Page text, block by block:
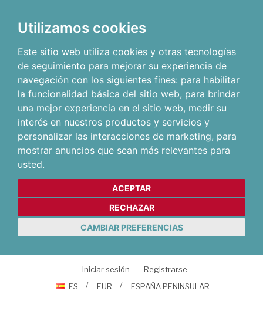
Utilizamos cookies
Este sitio web utiliza cookies y otras tecnologías
de seguimiento para mejorar su experiencia de
navegación con los siguientes fines: para habilitar
la funcionalidad básica del sitio web, para brindar
una mejor experiencia en el sitio web, medir su
interés en nuestros productos y servicios y
personalizar las interacciones de marketing, para
mostrar anuncios que sean más relevantes para
usted.
ACEPTAR
RECHAZAR
CAMBIAR PREFERENCIAS
Iniciar sesión
Registrarse
ES
EUR ESPAÑA PENINSULAR